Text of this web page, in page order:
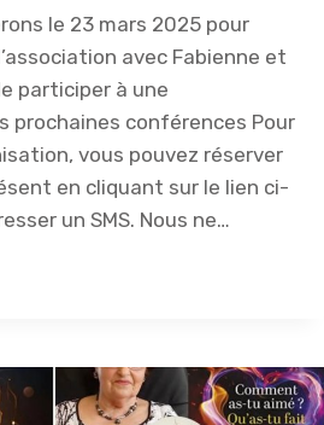
le 23 mars 2025 pour
avec Fabienne et
participer à une
prochaines conférences Pour
vous pouvez réserver
en cliquant sur le lien ci-
un SMS. Nous ne…